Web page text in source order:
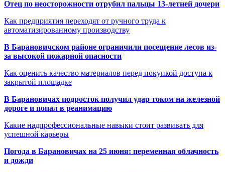
Отец по неосторожности отрубил пальцы 13-летней дочери
Как предприятия переходят от ручного труда к
автоматизированному производству
В Барановичском районе ограничили посещение лесов из-
за высокой пожарной опасности
Как оценить качество материалов перед покупкой доступа к
закрытой площадке
В Барановичах подросток получил удар током на железной
дороге и попал в реанимацию
Какие надпрофессиональные навыки стоит развивать для
успешной карьеры
Погода в Барановичах на 25 июня: переменная облачность
и дожди